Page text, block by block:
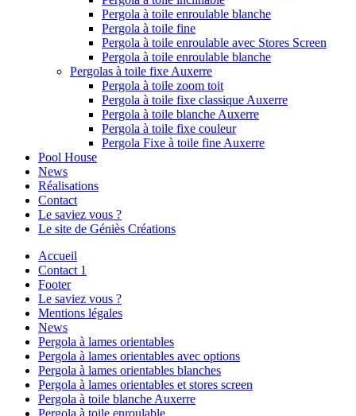
Pergola à toile enroulable blanche
Pergola à toile fine
Pergola à toile enroulable avec Stores Screen
Pergola à toile enroulable blanche
Pergolas à toile fixe Auxerre
Pergola à toile zoom toit
Pergola à toile fixe classique Auxerre
Pergola à toile blanche Auxerre
Pergola à toile fixe couleur
Pergola Fixe à toile fine Auxerre
Pool House
News
Réalisations
Contact
Le saviez vous ?
Le site de Géniès Créations
Accueil
Contact 1
Footer
Le saviez vous ?
Mentions légales
News
Pergola à lames orientables
Pergola à lames orientables avec options
Pergola à lames orientables blanches
Pergola à lames orientables et stores screen
Pergola à toile blanche Auxerre
Pergola à toile enroulable